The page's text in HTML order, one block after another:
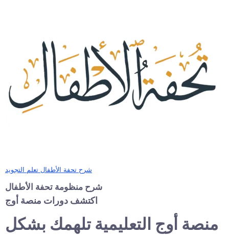
شرح تحفة الأطفال تعلم التجويد
شرح منظومة تحفة الأطفال
اكتشف دورات منصة أوج
منصة أوج التعليمية تلهمك بشكل